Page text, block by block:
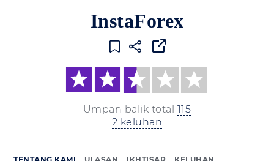
InstaForex
Umpan balik total 115
2 keluhan